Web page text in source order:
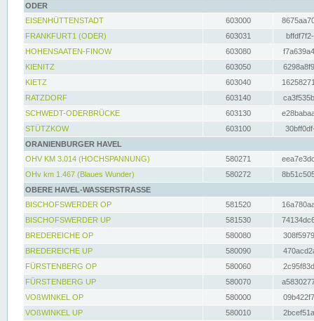
ODER
EISENHÜTTENSTADT
603000
FRANKFURT1 (ODER)
603031
HOHENSAATEN-FINOW
603080
KIENITZ
603050
KIETZ
603040
RATZDORF
603140
SCHWEDT-ODERBRÜCKE
603130
STÜTZKOW
603100
ORANIENBURGER HAVEL
OHV KM 3.014 (HOCHSPANNUNG)
580271
OHv km 1.467 (Blaues Wunder)
580272
OBERE HAVEL-WASSERSTRASSE
BISCHOFSWERDER OP
581520
BISCHOFSWERDER UP
581530
BREDEREICHE OP
580080
BREDEREICHE UP
580090
FÜRSTENBERG OP
580060
FÜRSTENBERG UP
580070
VOßWINKEL OP
580000
VOßWINKEL UP
580010